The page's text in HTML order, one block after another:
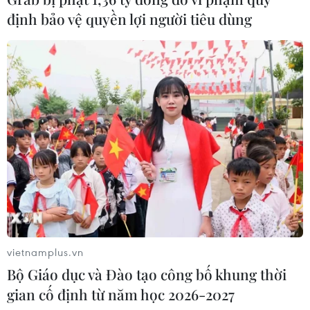
Lực lượng Houthi tấn công quân đội
Yemen, ít nhất 45 binh sỹ thương
vong
06/08/2026 23:57
Xung đột Israel-Hamas: Ít nhất 300
trẻ em thiệt mạng trong 300 ngày
qua
06/08/2026 22:56
Iran và Oman thống nhất mở lại eo
biển Hormuz trong 60 ngày
định bảo vệ quyền lợi người tiêu dùng
vietnamplus.vn
Bộ Giáo dục và Đào tạo công bố khung thời
gian cố định từ năm học 2026-2027